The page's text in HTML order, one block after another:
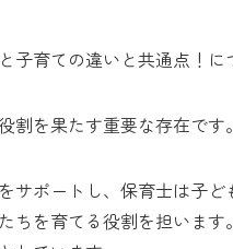
子育ての違いと共通点！
を果たす重要な存在です。
サポートし、保育士は子
ちを育てる役割を担いま